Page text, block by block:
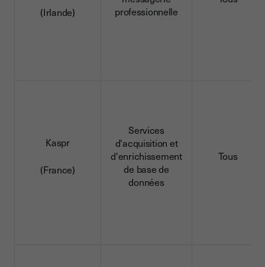
(Irlande)
professionnelle
Kaspr
(France)
Services
d'acquisition et
d'enrichissement
de base de
données
Tous